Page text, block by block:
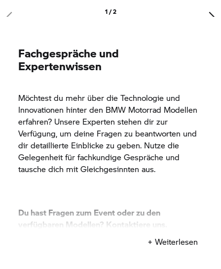
1 / 2
Fachgespräche und
Expertenwissen
Möchtest du mehr über die Technologie und
Innovationen hinter den BMW Motorrad Modellen
erfahren? Unsere Experten stehen dir zur
Verfügung, um deine Fragen zu beantworten und
dir detaillierte Einblicke zu geben. Nutze die
Gelegenheit für fachkundige Gespräche und
tausche dich mit Gleichgesinnten aus.
Du hast Fragen zum Event oder zu den
verfügbaren Modellen? Kontaktiere uns.
+ Weiterlesen